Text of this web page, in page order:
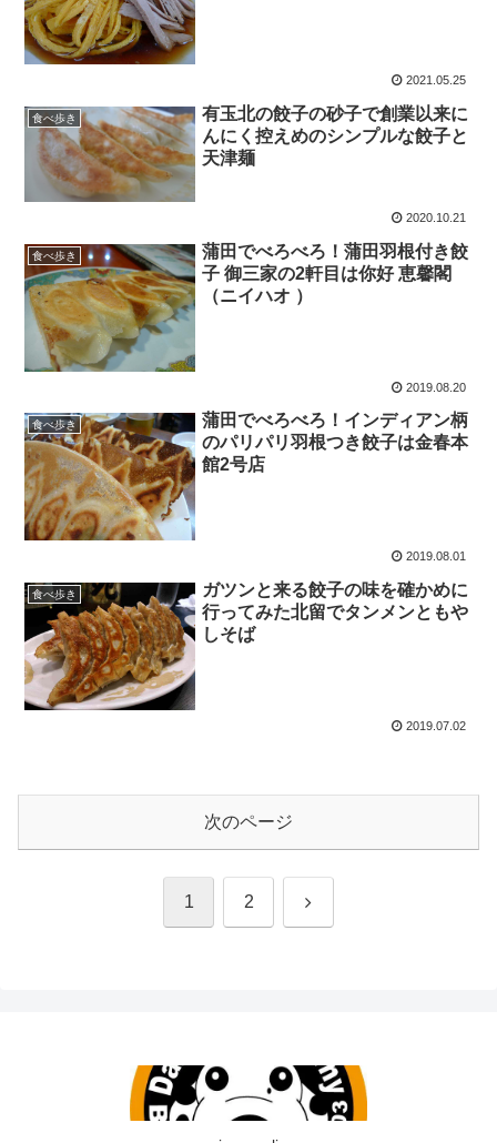
2021.05.25
食べ歩き
有玉北の餃子の砂子で創業以来に
んにく控えめのシンプルな餃子と
天津麺
2020.10.21
食べ歩き
蒲田でべろべろ！蒲田羽根付き餃
子 御三家の2軒目は你好 恵馨閣
（ニイハオ ）
2019.08.20
食べ歩き
蒲田でべろべろ！インディアン柄
のパリパリ羽根つき餃子は金春本
館2号店
2019.08.01
食べ歩き
ガツンと来る餃子の味を確かめに
行ってみた北留でタンメンともや
しそば
2019.07.02
次のページ
1 2